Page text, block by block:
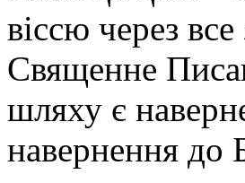
віссю через
Священне
шляху є
навернення до